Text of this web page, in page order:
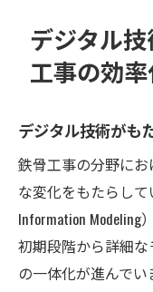
デジタル
工事の効
デジタル技術がも
鉄骨工事の分野に
な変化をもたらして
Information
初期段階から詳細
の一体化が進んで